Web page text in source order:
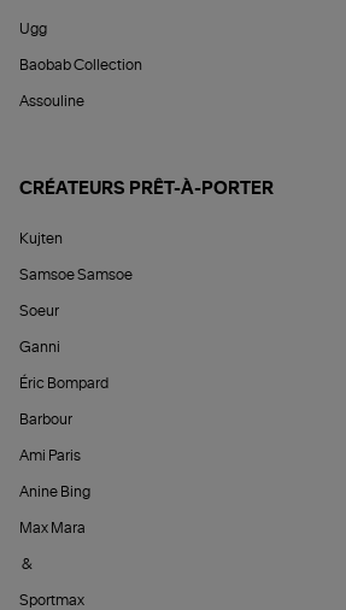
Ugg
Baobab Collection
Assouline
CRÉATEURS PRÊT-À-PORTER
Kujten
Samsoe Samsoe
Soeur
Ganni
Éric Bompard
Barbour
Ami Paris
Anine Bing
Max Mara
&
Sportmax